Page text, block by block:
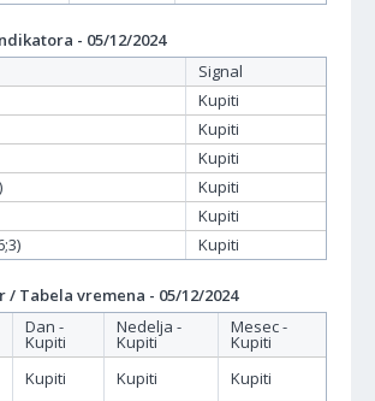
- 05/12/2024
Signal
Kupiti
Kupiti
Kupiti
Kupiti
Kupiti
Kupiti
/ Tabela vremena - 05/12/2024
Dan -
Kupiti
Nedelja -
Kupiti
Mesec -
Kupiti
Kupiti Kupiti
Kupiti